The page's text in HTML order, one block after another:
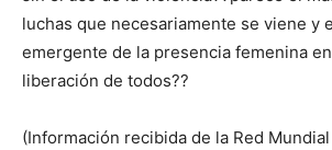
luchas que necesariamente se viene y
emergente de la presencia femenina
liberación de todos??
(Información recibida de la Red